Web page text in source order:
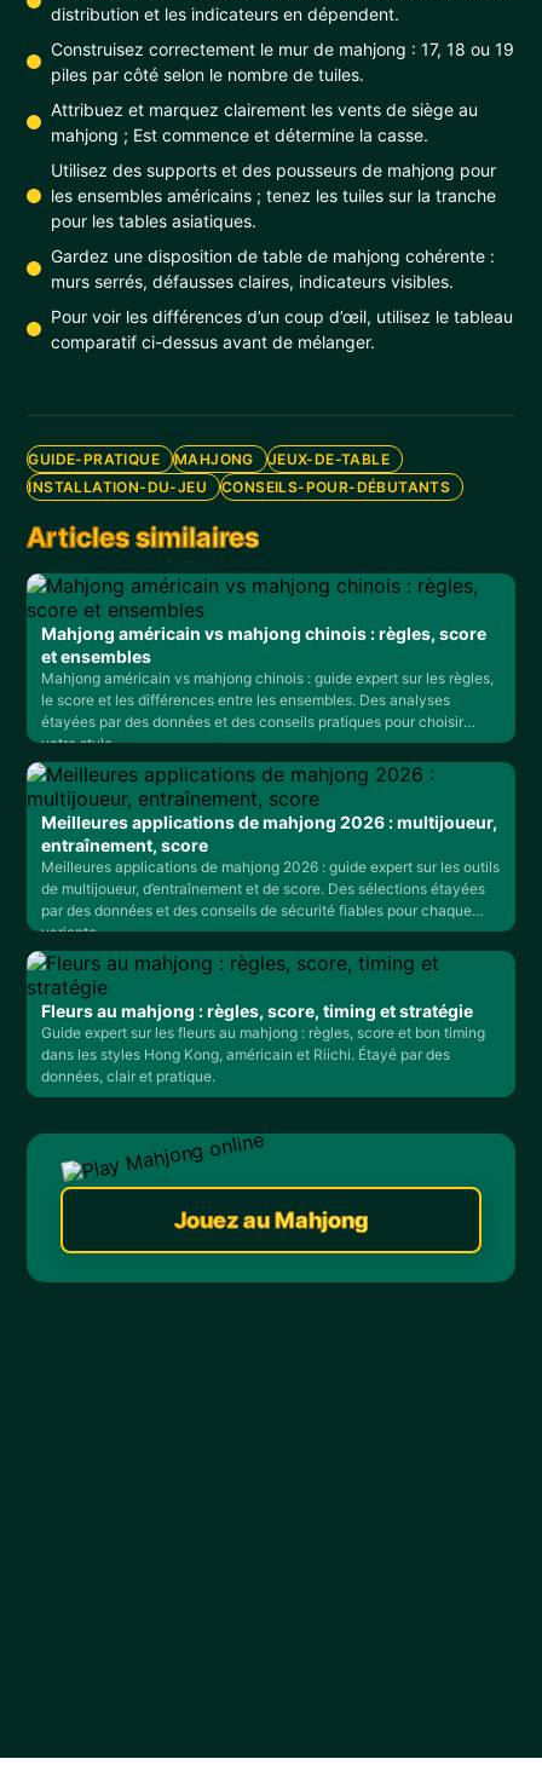
distribution et les indicateurs en dépendent.
Construisez correctement le mur de mahjong : 17, 18 ou 19
piles par côté selon le nombre de tuiles.
Attribuez et marquez clairement les vents de siège au
mahjong ; Est commence et détermine la casse.
Utilisez des supports et des pousseurs de mahjong pour
les ensembles américains ; tenez les tuiles sur la tranche
pour les tables asiatiques.
Gardez une disposition de table de mahjong cohérente :
murs serrés, défausses claires, indicateurs visibles.
Pour voir les différences d’un coup d’œil, utilisez le tableau
comparatif ci-dessus avant de mélanger.
GUIDE-PRATIQUE MAHJONG
JEUX-DE-TABLE
INSTALLATION-DU-JEU
CONSEILS-POUR-DÉBUTANTS
Articles similaires
Mahjong américain vs mahjong chinois : règles, score
et ensembles
Mahjong américain vs mahjong chinois : guide expert sur les règles,
le score et les différences entre les ensembles. Des analyses
étayées par des données et des conseils pratiques pour choisir
votre style.
Meilleures applications de mahjong 2026 : multijoueur,
entraînement, score
Meilleures applications de mahjong 2026 : guide expert sur les outils
de multijoueur, d’entraînement et de score. Des sélections étayées
par des données et des conseils de sécurité fiables pour chaque
variante.
Fleurs au mahjong : règles, score, timing et stratégie
Guide expert sur les fleurs au mahjong : règles, score et bon timing
dans les styles Hong Kong, américain et Riichi. Étayé par des
données, clair et pratique.
Jouez au Mahjong